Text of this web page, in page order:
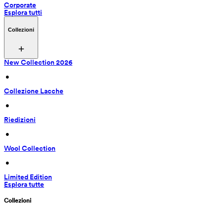
Corporate
Esplora tutti
Collezioni
New Collection 2026
•
Collezione Lacche
•
Riedizioni
•
Wool Collection
•
Limited Edition
Esplora tutte
Collezioni